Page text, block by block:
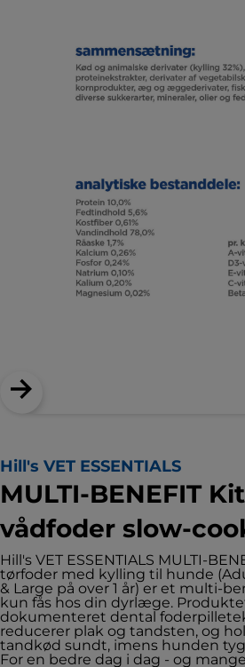
Hill's VET ESSENTIALS
MULTI-BENEFIT
vådfoder slow-
Hill's VET ESSENTIALS MULTI-
tørfoder med kylling til hunde
& Large på over 1 år) er et multi-
kun fås hos din dyrlæge.
dokumenteret dental
reducerer plak og tandsten, og
tandkød sundt, imens hunden
For en bedre dag i dag - og